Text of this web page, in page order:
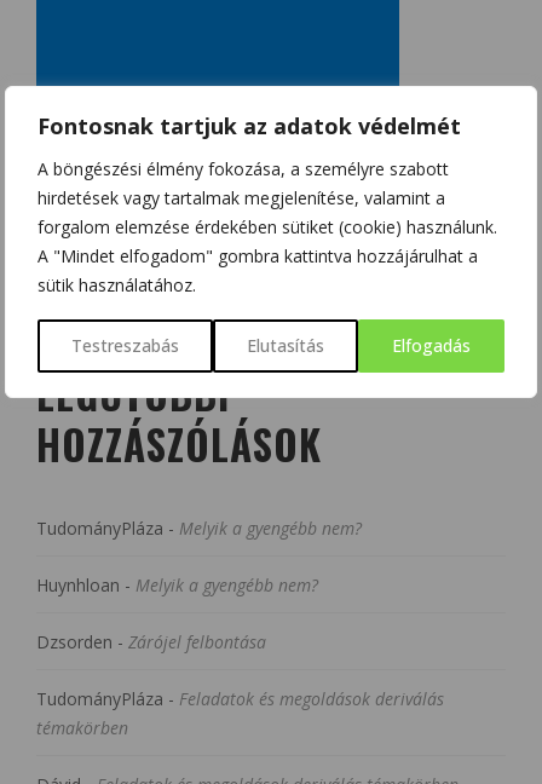
Fontosnak tartjuk az adatok védelmét
A böngészési élmény fokozása, a személyre szabott
hirdetések vagy tartalmak megjelenítése, valamint a
forgalom elemzése érdekében sütiket (cookie) használunk.
A "Mindet elfogadom" gombra kattintva hozzájárulhat a
sütik használatához.
Testreszabás Elutasítás Elfogadás
LEGUTÓBBI
HOZZÁSZÓLÁSOK
TudományPláza - Melyik a gyengébb nem?
Huynhloan - Melyik a gyengébb nem?
Dzsorden - Zárójel felbontása
TudományPláza - Feladatok és megoldások deriválás
témakörben